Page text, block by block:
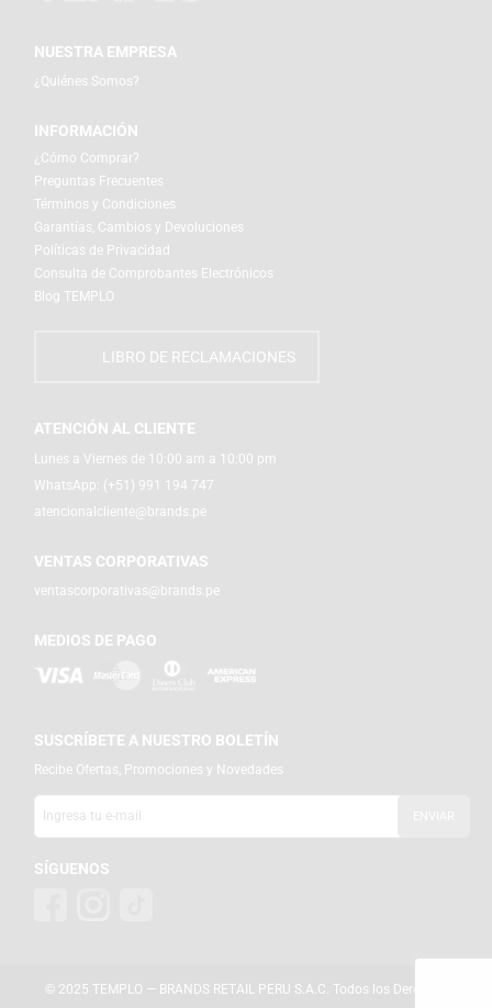
NUESTRA EMPRESA
¿Quiénes Somos?
INFORMACIÓN
¿Cómo Comprar?
Preguntas Frecuentes
Términos y Condiciones
Garantías, Cambios y Devoluciones
Políticas de Privacidad
Consulta de Comprobantes Electrónicos
Blog TEMPLO
LIBRO DE RECLAMACIONES
ATENCIÓN AL CLIENTE
Lunes a Viernes de 10:00 am a 10:00 pm
WhatsApp: (+51) 991 194 747
atencionalcliente@brands.pe
VENTAS CORPORATIVAS
ventascorporativas@brands.pe
MEDIOS DE PAGO
SUSCRÍBETE A NUESTRO BOLETÍN
Recibe Ofertas, Promociones y Novedades
SÍGUENOS
© 2025 TEMPLO — BRANDS RETAIL PERU S.A.C. Todos los Derechos